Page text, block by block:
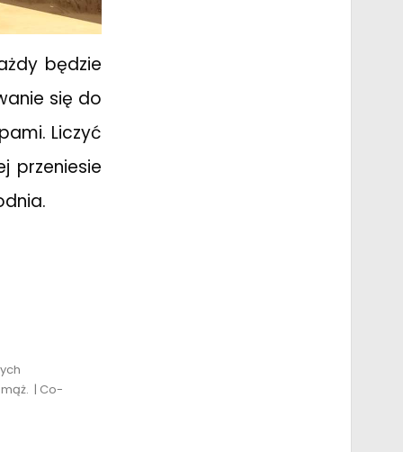
będzie
się do
Liczyć
przeniesie
| Co-